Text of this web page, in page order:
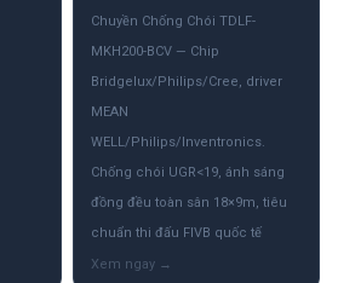
Chuyền Chống Chói TDLF-
MKH200-BCV — Chip
Bridgelux/Philips/Cree, driver
MEAN
WELL/Philips/Inventronics.
Chống chói UGR<19, ánh sáng
đồng đều toàn sân 18×9m, tiêu
chuẩn thi đấu FIVB quốc tế